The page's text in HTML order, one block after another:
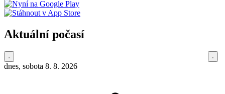
Aktuální počasí
dnes, sobota 8. 8. 2026